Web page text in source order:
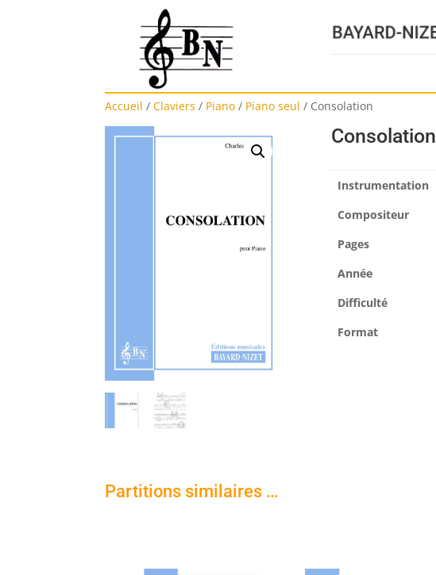
Accueil / Claviers / Piano / Piano seul / Consolation
Consolation
Instrumentation
Compositeur
Pages
Année
Difficulté
Format
Partitions similaires …